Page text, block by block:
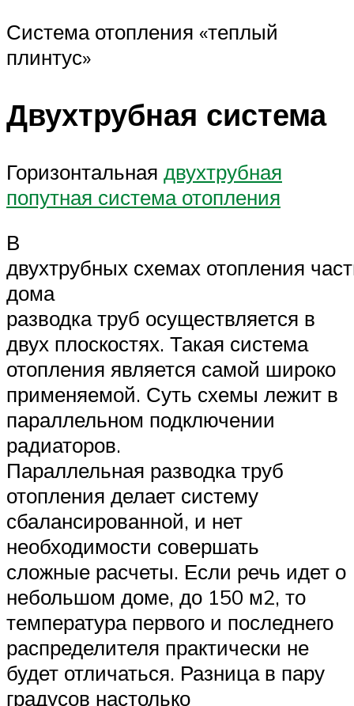
Система отопления «теплый
плинтус»
Двухтрубная система
Горизонтальная двухтрубная
попутная система отопления
В
двухтрубных схемах отопления
дома
разводка труб осуществляется в
двух плоскостях. Такая система
отопления является самой широко
применяемой. Суть схемы лежит в
параллельном подключении
радиаторов.
Параллельная разводка труб
отопления делает систему
сбалансированной, и нет
необходимости совершать
сложные расчеты. Если речь идет о
небольшом доме, до 150 м2, то
температура первого и последнего
распределителя практически не
будет отличаться. Разница в пару
градусов настолько